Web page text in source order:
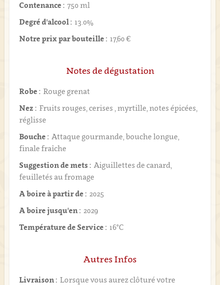
Contenance : 750 ml
Degré d'alcool : 13.0%
Notre prix par bouteille : 17,60 €
Notes de dégustation
Robe : Rouge grenat
Nez : Fruits rouges, cerises , myrtille, notes épicées,
réglisse
Bouche : Attaque gourmande, bouche longue,
finale fraîche
Suggestion de mets : Aiguillettes de canard,
feuilletés au fromage
A boire à partir de : 2025
A boire jusqu'en : 2029
Température de Service : 16°C
Autres Infos
Livraison : Lorsque vous aurez clôturé votre